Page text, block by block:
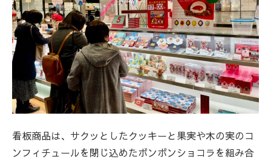
看板商品は、サクッとしたクッキーと果実や木の実のコ
ンフィチュールを閉じ込めたボンボンショコラを組み合